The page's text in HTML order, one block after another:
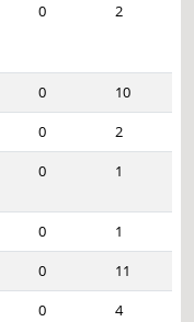
0 2
0
10
0
2
0 1
0
1
0
11
0
4